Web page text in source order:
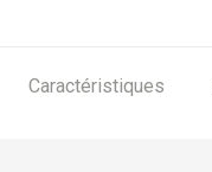
Caractéristiques